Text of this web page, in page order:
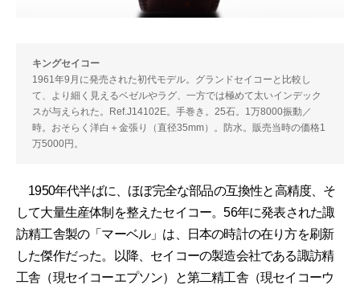
キングセイコー
1961年9月に発売された初代モデル。グランドセイコーと比較し
て、より細く見えるベゼルやラグ、一方では極めて太いインデック
スが与えられた。Ref.J14102E。手巻き。25石。1万8000振動／
時。おそらく洋白＋金張り（直径35mm）。防水。販売当時の価格1
万5000円。
1950年代半ばに、ほぼ完全な部品の互換性と高精度、そ
して大量生産体制を整えたセイコー。56年に発表された諏
訪精工舎製の「マーベル」は、日本の時計の在り方を刷新
した傑作だった。以降、セイコーの製造会社である諏訪精
工舎（現セイコーエプソン）と第二精工舎（現セイコーウ